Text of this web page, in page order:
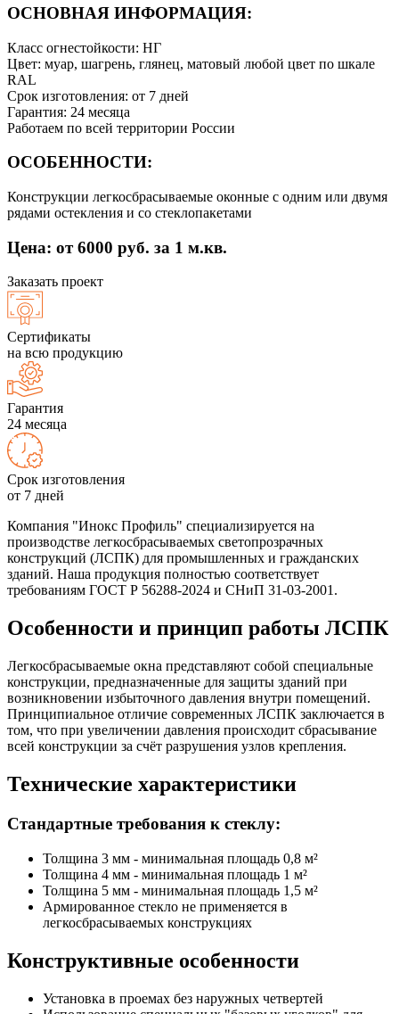
ОСНОВНАЯ ИНФОРМАЦИЯ:
Класс огнестойкости: НГ
Цвет: муар, шагрень, глянец, матовый любой цвет по шкале
RAL
Срок изготовления: от 7 дней
Гарантия: 24 месяца
Работаем по всей территории России
ОСОБЕННОСТИ:
Конструкции легкосбрасываемые оконные с одним или двумя
рядами остекления и со стеклопакетами
Цена: от 6000 руб. за 1 м.кв.
Заказать проект
Сертификаты
на всю продукцию
Гарантия
24 месяца
Срок изготовления
от 7 дней
Компания "Инокс Профиль" специализируется на
производстве легкосбрасываемых светопрозрачных
конструкций (ЛСПК) для промышленных и гражданских
зданий. Наша продукция полностью соответствует
требованиям ГОСТ Р 56288-2024 и СНиП 31-03-2001.
Особенности и принцип работы ЛСПК
Легкосбрасываемые окна представляют собой специальные
конструкции, предназначенные для защиты зданий при
возникновении избыточного давления внутри помещений.
Принципиальное отличие современных ЛСПК заключается в
том, что при увеличении давления происходит сбрасывание
всей конструкции за счёт разрушения узлов крепления.
Технические характеристики
Стандартные требования к стеклу:
Толщина 3 мм - минимальная площадь 0,8 м²
Толщина 4 мм - минимальная площадь 1 м²
Толщина 5 мм - минимальная площадь 1,5 м²
Армированное стекло не применяется в
легкосбрасываемых конструкциях
Конструктивные особенности
Установка в проемах без наружных четвертей